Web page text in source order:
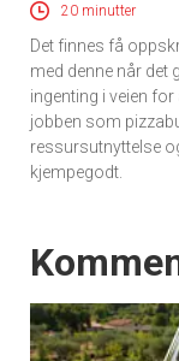
20 minutter
Det finnes få
med denne når det
ingenting i veien
jobben som
ressursutnyttelse
kjempegodt.
Events